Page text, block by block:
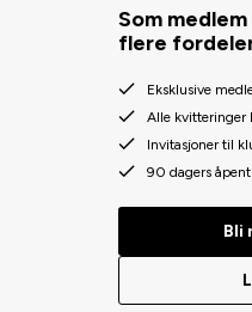
Som
flere
Eksklusive
Alle kvitteringer
Invitasjoner til
90 dagers
Bli